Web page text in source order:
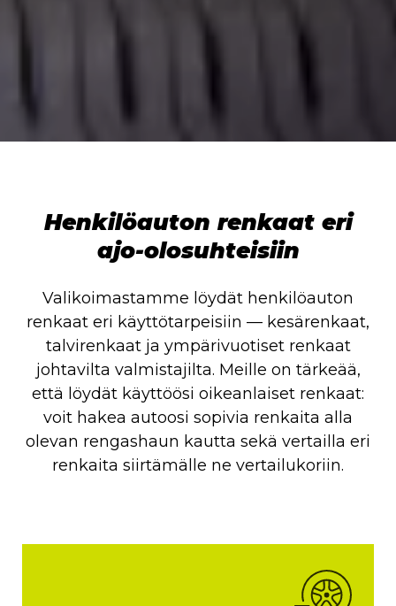
Henkilöauton renkaat eri
ajo-olosuhteisiin
Valikoimastamme löydät henkilöauton
renkaat eri käyttötarpeisiin — kesärenkaat,
talvirenkaat ja ympärivuotiset renkaat
johtavilta valmistajilta. Meille on tärkeää,
että löydät käyttöösi oikeanlaiset renkaat:
voit hakea autoosi sopivia renkaita alla
olevan rengashaun kautta sekä vertailla eri
renkaita siirtämälle ne vertailukoriin.